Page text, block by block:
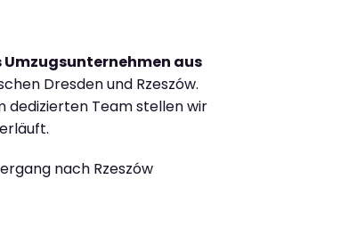
aus
Dresden und Rzeszów.
dedizierten Team stellen wir
nach Rzeszów